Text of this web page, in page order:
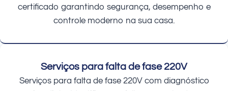
certificado garantindo segurança, desempenho e
controle moderno na sua casa.
Serviços para falta de fase 220V
Serviços para falta de fase 220V com diagnóstico